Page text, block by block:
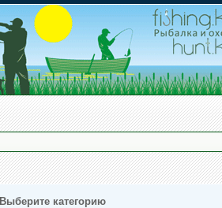
Выберите категорию